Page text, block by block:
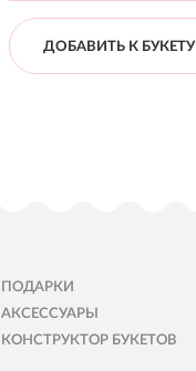
ДОБАВИТЬ К БУКЕТУ
ПОДАРКИ
АКСЕССУАРЫ
КОНСТРУКТОР БУКЕТОВ